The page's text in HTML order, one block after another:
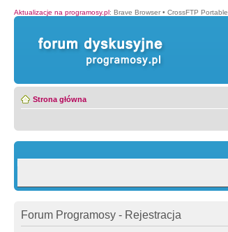
Aktualizacje na programosy.pl: Brave Browser • CrossFTP Portable
Strona główna
Forum Programosy - Rejestracja